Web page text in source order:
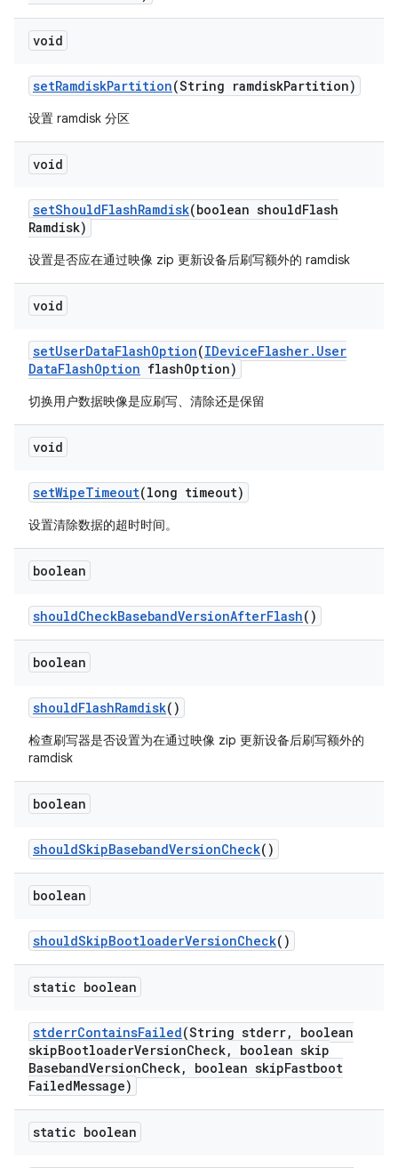
void
setRamdiskPartition(String ramdiskPartition)
设置 ramdisk 分区
void
setShouldFlashRamdisk(boolean shouldFlash
Ramdisk)
设置是否应在通过映像 zip 更新设备后刷写额外的 ramdisk
void
setUserDataFlashOption(IDeviceFlasher. User
DataFlashOption flashOption)
切换用户数据映像是应刷写、清除还是保留
void
setWipeTimeout(long timeout)
设置清除数据的超时时间。
boolean
shouldCheckBasebandVersionAfterFlash()
boolean
shouldFlashRamdisk()
检查刷写器是否设置为在通过映像 zip 更新设备后刷写额外的
ramdisk
boolean
shouldSkipBasebandVersionCheck()
boolean
shouldSkipBootloaderVersionCheck()
static boolean
stderrContainsFailed(String stderr,
boolean
skipBootloaderVersionCheck,
boolean skip
BasebandVersionCheck, boolean skipFastboot
FailedMessage)
static boolean